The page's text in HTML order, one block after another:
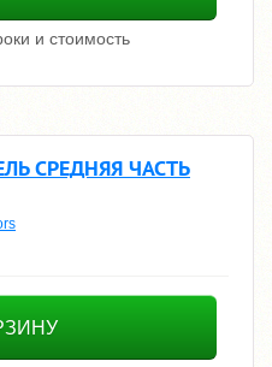
и стоимость
СРЕДНЯЯ ЧАСТЬ